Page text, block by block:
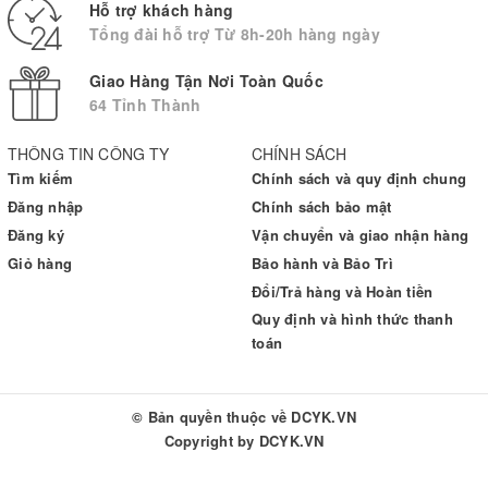
Đây là chính sách mang lại lợi ích tối đa cho khách hàng và cũng
tôi.
THÔNG TIN CÔNG TY
Tìm kiếm
Đăng nhập
Đăng ký
Giỏ hàng
CHÍNH SÁCH
Chính sách và quy định chung
Chính sách bảo mật
Vận chuyển và giao nhận hàng
Bảo hành và Bảo Trì
Đổi/Trả hàng và Hoàn tiền
Quy định và hình thức thanh
toán
Hỗ trợ khách hàng
Tổng đài hỗ trợ Từ 8h-20h hàng ngày
Giao Hàng Tận Nơi Toàn Quốc
64 Tỉnh Thành
© Bản quyền thuộc về DCYK.VN
Copyright by DCYK.VN